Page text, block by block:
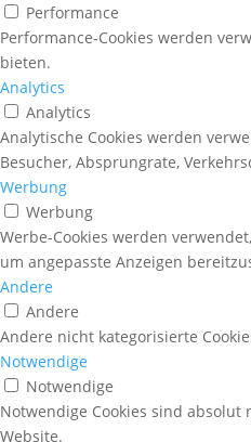
Performance
Performance-Cookies werden
bieten.
Analytics
Analytics
Analytische Cookies werden
Besucher, Absprungrate,
Werbung
Werbung
Werbe-Cookies werden
um angepasste Anzeigen
Andere
Andere
Andere nicht kategorisierte
Notwendige
Notwendige
Notwendige Cookies sind
Website.